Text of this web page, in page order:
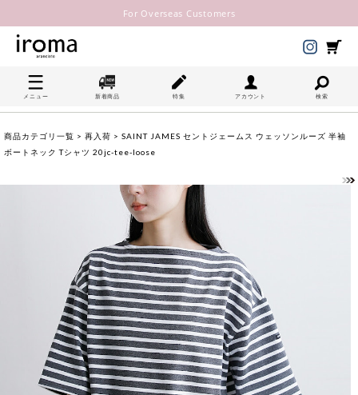
For Overseas Customers
メニュー 新着商品 特集 アカウント 検索
商品カテゴリ一覧 > 再入荷 > SAINT JAMES セントジェームス ウェッソンルーズ 半袖
ボートネック Tシャツ 20jc-tee-loose